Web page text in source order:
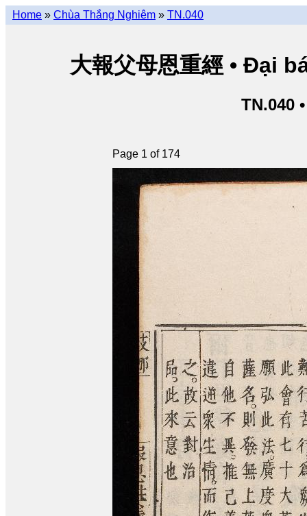
Home » Chùa Thắng Nghiêm » TN.040
大報父母恩重經 • Đại
TN.040
Page 1 of 174